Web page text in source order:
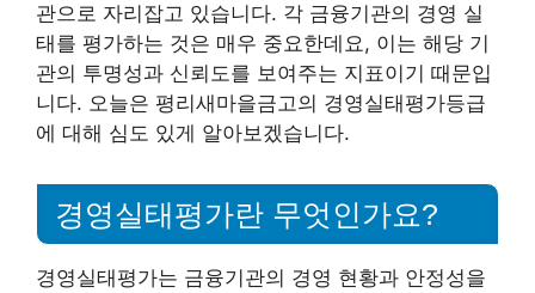
관으로 자리잡고 있습니다. 각 금융기관의 경영 실
태를 평가하는 것은 매우 중요한데요, 이는 해당 기
관의 투명성과 신뢰도를 보여주는 지표이기 때문입
니다. 오늘은 평리새마을금고의 경영실태평가등급
에 대해 심도 있게 알아보겠습니다.
경영실태평가란 무엇인가요?
경영실태평가는 금융기관의 경영 현황과 안정성을